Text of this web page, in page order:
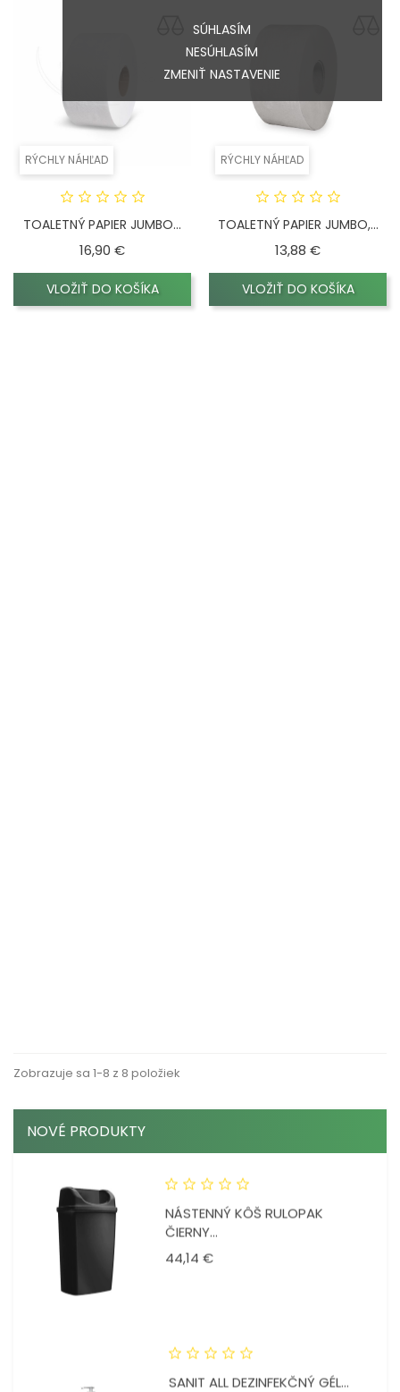
SÚHLASÍM
NESÚHLASÍM
ZMENIŤ NASTAVENIE
NOVÉ PRODUKTY
NÁSTENNÝ KÔŠ RULOPAK
ČIERNY...
44,14 €Cena
SANIT ALL DEZINFEKČNÝ GÉL...
RÝCHLY NÁHĽAD
TOALETNÝ PAPIER JUMBO...
16,90 €Cena
VLOŽIŤ DO KOŠÍKA
RÝCHLY NÁHĽAD
TOALETNÝ PAPIER JUMBO,...
13,88 €Cena
VLOŽIŤ DO KOŠÍKA
Zobrazuje sa 1-8 z 8 položiek